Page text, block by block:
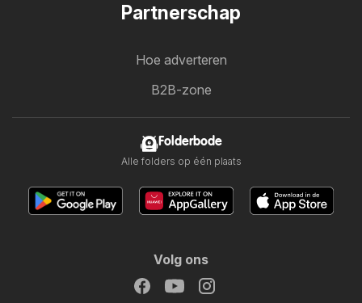
Partnerschap
Hoe adverteren
B2B-zone
Folderbode
Alle folders op één plaats
Volg ons